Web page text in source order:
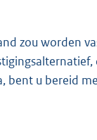
zou worden
u bereid